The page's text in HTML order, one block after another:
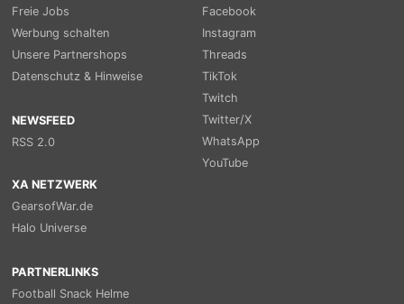
Freie Jobs
Werbung schalten
Unsere Partnershops
Datenschutz & Hinweise
NEWSFEED
RSS 2.0
Facebook
Instagram
Threads
TikTok
Twitch
Twitter/X
WhatsApp
YouTube
XA NETZWERK
GearsofWar.de
Halo Universe
PARTNERLINKS
Football Snack Helme